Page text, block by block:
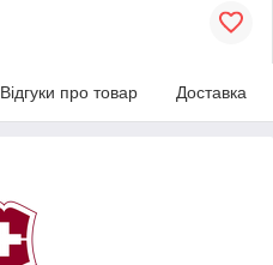
Відгуки про товар Доставка